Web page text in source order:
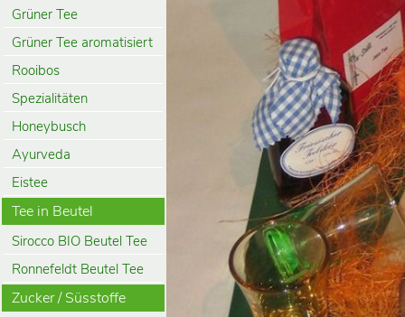
Grüner Tee
Grüner Tee aromatisiert
Rooibos
Spezialitäten
Honeybusch
Ayurveda
Eistee
Tee in Beutel
Sirocco BIO Beutel Tee
Ronnefeldt Beutel Tee
Zucker / Süsstoffe